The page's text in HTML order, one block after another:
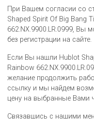
При Вашем согласии со
Shaped Spirit Of Big Bang
662.NX.9900.LR.0999, Вы
без регистрации на сайте.
Если Вы нашли Hublot
Rainbow
желание продолжить
ссылку и мы найдем
цену на выбранные Вами
Связавшись с нашими